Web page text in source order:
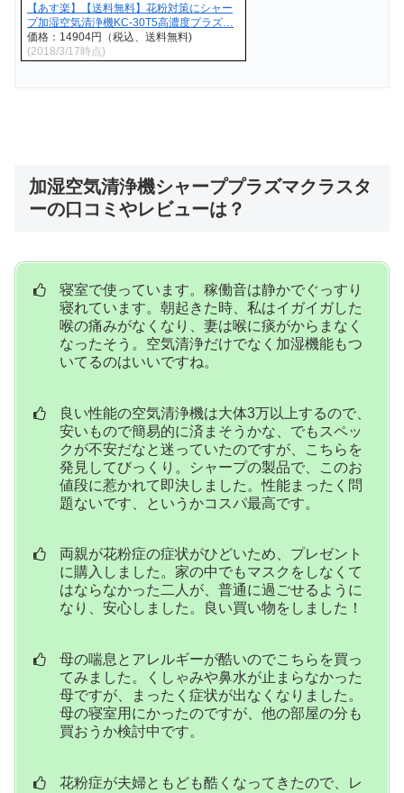
【あす楽】【送料無料】花粉対策にシャー
プ加湿空気清浄機KC-30T5高濃度プラズ…
価格：14904円（税込、送料無料)
(2018/3/17時点)
加湿空気清浄機シャーププラズマクラスタ
ーの口コミやレビューは？
寝室で使っています。稼働音は静かでぐっすり
寝れています。朝起きた時、私はイガイガした
喉の痛みがなくなり、妻は喉に痰がからまなく
なったそう。空気清浄だけでなく加湿機能もつ
いてるのはいいですね。
良い性能の空気清浄機は大体3万以上するので、
安いもので簡易的に済まそうかな、でもスペッ
クが不安だなと迷っていたのですが、こちらを
発見してびっくり。シャープの製品で、このお
値段に惹かれて即決しました。性能まったく問
題ないです、というかコスパ最高です。
両親が花粉症の症状がひどいため、プレゼント
に購入しました。家の中でもマスクをしなくて
はならなかった二人が、普通に過ごせるように
なり、安心しました。良い買い物をしました！
母の喘息とアレルギーが酷いのでこちらを買っ
てみました。くしゃみや鼻水が止まらなかった
母ですが、まったく症状が出なくなりました。
母の寝室用にかったのですが、他の部屋の分も
買おうか検討中です。
花粉症が夫婦ともども酷くなってきたので、レ